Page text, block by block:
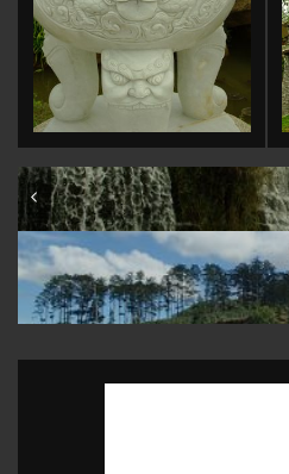
Việt Nam: Lâm Đồng: Đức
Việt Nam: Scenic mountain
and back